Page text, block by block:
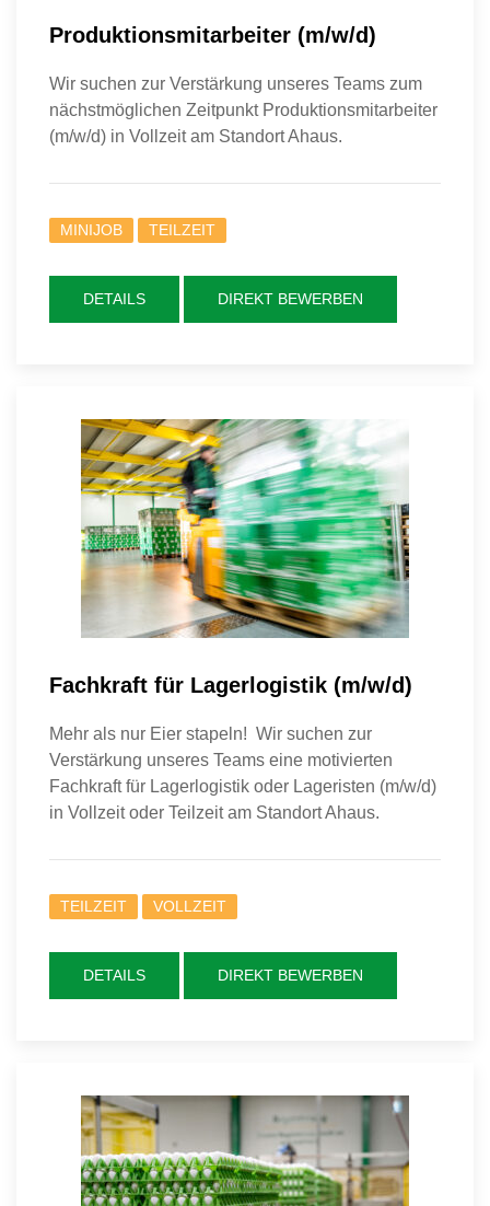
Produktionsmitarbeiter (m/w/d)
Wir suchen zur Verstärkung unseres Teams zum
nächstmöglichen Zeitpunkt Produktionsmitarbeiter
(m/w/d) in Vollzeit am Standort Ahaus.
MINIJOB TEILZEIT
DETAILS DIREKT BEWERBEN
Fachkraft für Lagerlogistik (m/w/d)
Mehr als nur Eier stapeln! Wir suchen zur
Verstärkung unseres Teams eine motivierten
Fachkraft für Lagerlogistik oder Lageristen (m/w/d)
in Vollzeit oder Teilzeit am Standort Ahaus.
TEILZEIT VOLLZEIT
DETAILS DIREKT BEWERBEN